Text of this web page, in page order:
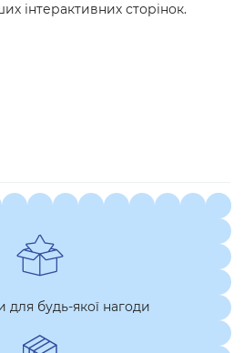
інтерактивних сторінок.
для будь-якої нагоди